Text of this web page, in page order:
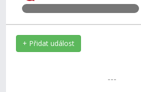
+ Přidat událost
---